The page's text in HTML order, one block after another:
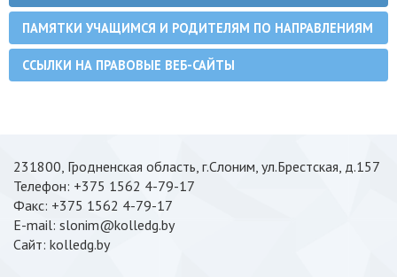
ПАМЯТКИ УЧАЩИМСЯ И РОДИТЕЛЯМ ПО НАПРАВЛЕНИЯМ
ССЫЛКИ НА ПРАВОВЫЕ ВЕБ-САЙТЫ
231800, Гродненская область, г.Слоним, ул.Брестская, д.157
Телефон: +375 1562 4-79-17
Факс: +375 1562 4-79-17
E-mail: slonim@kolledg.by
Cайт: kolledg.by